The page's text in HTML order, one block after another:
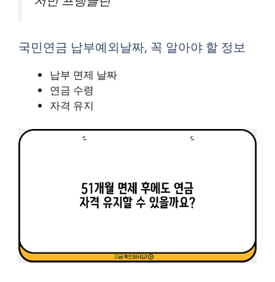
국민연금 납부예외날짜, 꼭 알아야 할 정보
납부 면제 날짜
연금 수령
자격 유지